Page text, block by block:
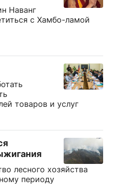
Наванг
с Хамбо-ламой
товаров и услуг
лесного хозяйства
периоду